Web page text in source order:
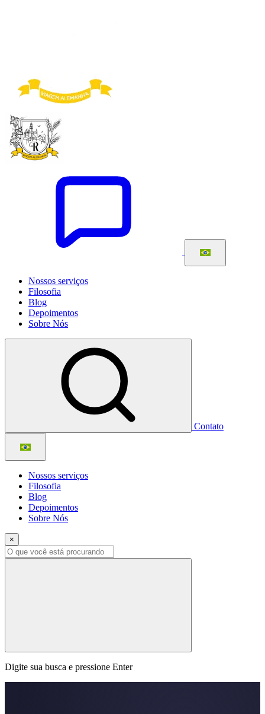
Nossos serviços
Filosofia
Blog
Depoimentos
Sobre Nós
Contato
Nossos serviços
Filosofia
Blog
Depoimentos
Sobre Nós
×
Digite sua busca e pressione Enter